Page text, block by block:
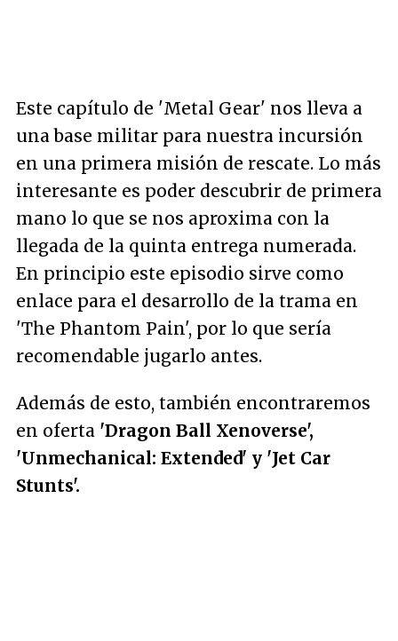
Este capítulo de 'Metal Gear' nos lleva a
una base militar para nuestra incursión
en una primera misión de rescate. Lo más
interesante es poder descubrir de primera
mano lo que se nos aproxima con la
llegada de la quinta entrega numerada.
En principio este episodio sirve como
enlace para el desarrollo de la trama en
'The Phantom Pain', por lo que sería
recomendable jugarlo antes.
Además de esto, también encontraremos
en oferta 'Dragon Ball Xenoverse',
'Unmechanical: Extended' y 'Jet Car
Stunts'.